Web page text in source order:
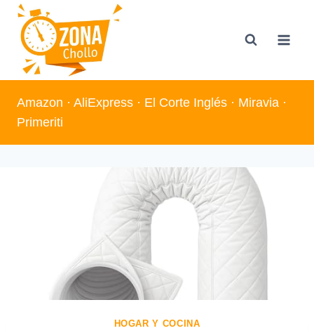
Saltar
contenido
Amazon · AliExpress · El Corte Inglés · Miravia ·
Primeriti
HOGAR Y COCINA